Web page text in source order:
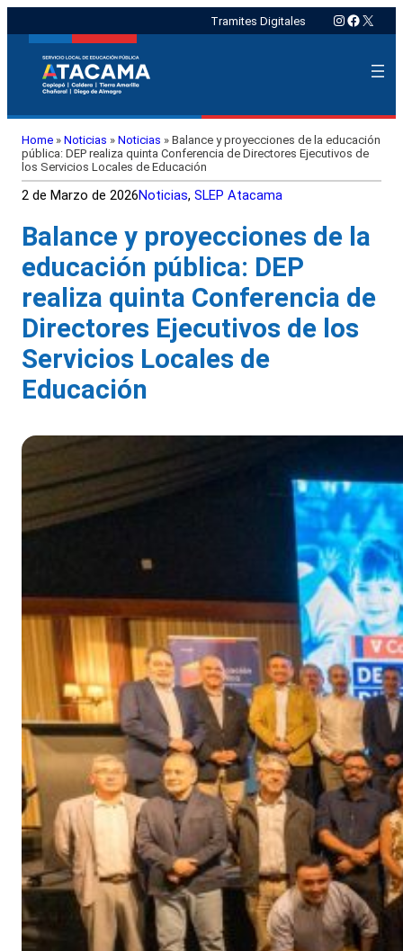
Tramites Digitales Instagram
X
Home » Noticias » Noticias » Balance y proyecciones de la educación
pública: DEP realiza quinta Conferencia de Directores Ejecutivos de
los Servicios Locales de Educación
2 de Marzo de 2026Noticias, SLEP Atacama
Balance y proyecciones de la
educación pública: DEP
realiza quinta Conferencia de
Directores Ejecutivos de los
Servicios Locales de
Educación